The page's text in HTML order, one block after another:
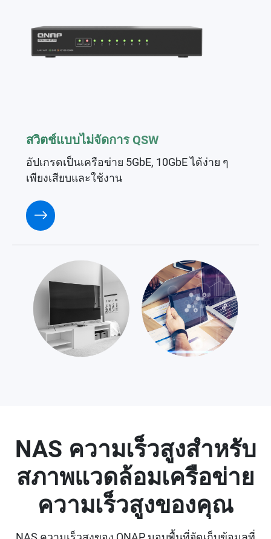
สวิตช์แบบไม่จัดการ QSW
อัปเกรดเป็นเครือข่าย 5GbE, 10GbE ได้ง่าย ๆ
เพียงเสียบและใช้งาน
NAS ความเร็วสูงสำหรับ
สภาพแวดล้อมเครือข่าย
ความเร็วสูงของคุณ